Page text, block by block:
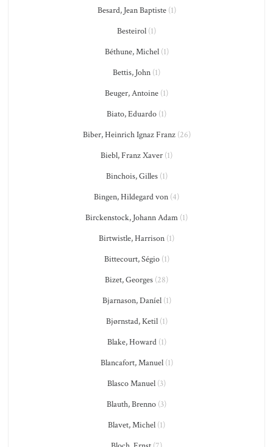
Besard, Jean Baptiste(1)
Besteirol (1)
Béthune, Michel(1)
Bettis, John (1)
Beuger, Antoine (1)
Biato, Eduardo (1)
Biber, Heinrich Ignaz Franz(26)
Biebl, Franz Xaver (1)
Binchois, Gilles(1)
Bingen, Hildegard von (4)
Birckenstock, Johann Adam (1)
Birtwistle, Harrison (1)
Bittecourt, Ségio(1)
Bizet, Georges (28)
Bjarnason, Daníel(1)
Bjørnstad, Ketil(1)
Blake, Howard(1)
Blancafort, Manuel(1)
Blasco Manuel (3)
Blauth, Brenno (3)
Blavet, Michel (1)